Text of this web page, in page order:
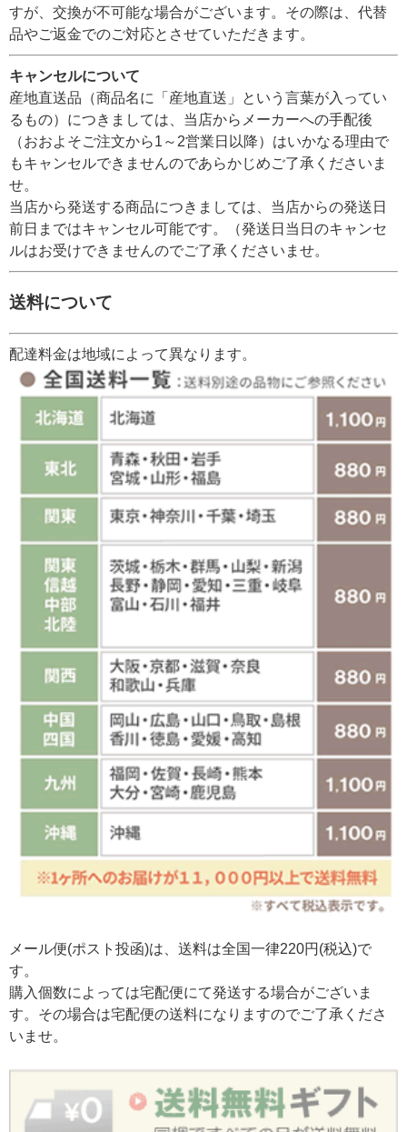
すが、交換が不可能な場合がございます。その際は、代替
品やご返金でのご対応とさせていただきます。
キャンセルについて
産地直送品（商品名に「産地直送」という言葉が入ってい
るもの）につきましては、当店からメーカーへの手配後
（おおよそご注文から1～2営業日以降）はいかなる理由で
もキャンセルできませんのであらかじめご了承くださいま
せ。
当店から発送する商品につきましては、当店からの発送日
前日まではキャンセル可能です。（発送日当日のキャンセ
ルはお受けできませんのでご了承くださいませ。
送料について
配達料金は地域によって異なります。
メール便(ポスト投函)は、送料は全国一律220円(税込)で
す。
購入個数によっては宅配便にて発送する場合がございま
す。その場合は宅配便の送料になりますのでご了承くださ
いませ。